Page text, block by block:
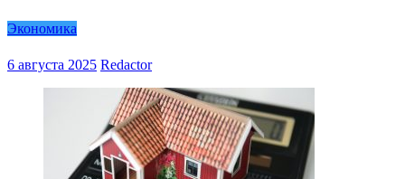
Экономика
6 августа 2025 Redactor